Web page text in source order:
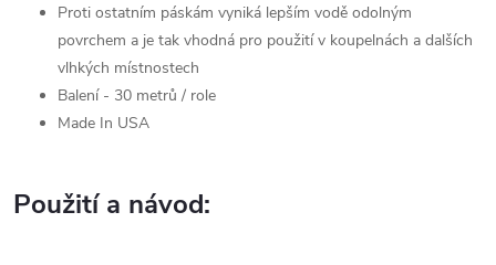
Proti ostatním páskám vyniká lepším vodě odolným
povrchem a je tak vhodná pro použití v koupelnách a dalších
vlhkých místnostech
Balení - 30 metrů / role
Made In USA
Použití a návod: